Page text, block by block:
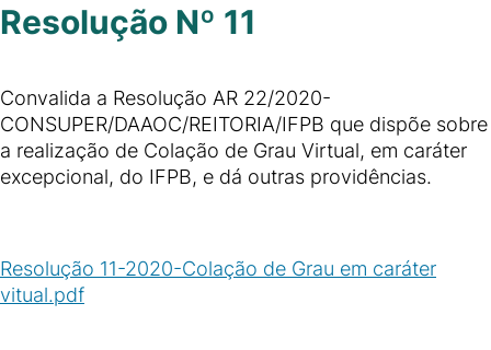
Resolução Nº 11
Convalida a Resolução AR 22/2020-
CONSUPER/DAAOC/REITORIA/IFPB que dispõe sobre
a realização de Colação de Grau Virtual, em caráter
excepcional, do IFPB, e dá outras providências.
Resolução 11-2020-Colação de Grau em caráter
vitual.pdf